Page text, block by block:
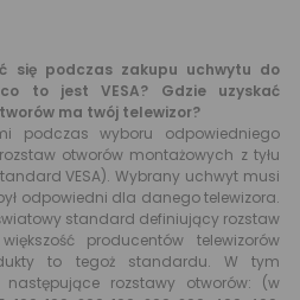
się podczas zakupu uchwytu do
to jest VESA? Gdzie uzyskać
ma twój telewizor?
podczas wyboru odpowiedniego
otworów montażowych z tyłu
VESA). Wybrany uchwyt musi
odpowiedni dla danego telewizora.
standard definiujący rozstaw
producentów telewizorów
to tegoż standardu. W tym
następujące rozstawy otworów: (w